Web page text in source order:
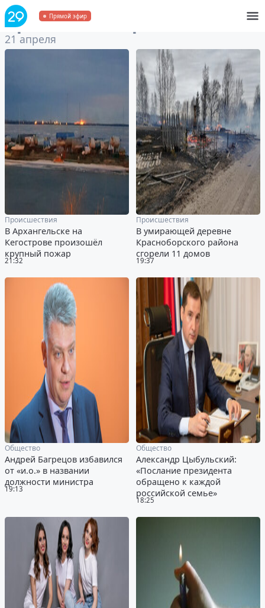
Прямой эфир
Архивза 21 апреля 2021
21 апреля
21:32
Происшествия
В Архангельске на
Кегострове произошёл
крупный пожар
19:37
Происшествия
В умирающей деревне
Красноборского района
сгорели 11 домов
19:13
Общество
Андрей Багрецов избавился
от «и.о.» в названии
должности министра
18:25
Общество
Александр Цыбульский:
«Послание президента
обращено к каждой
российской семье»